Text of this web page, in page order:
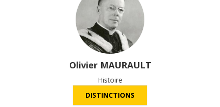
Olivier MAURAULT
Histoire
DISTINCTIONS